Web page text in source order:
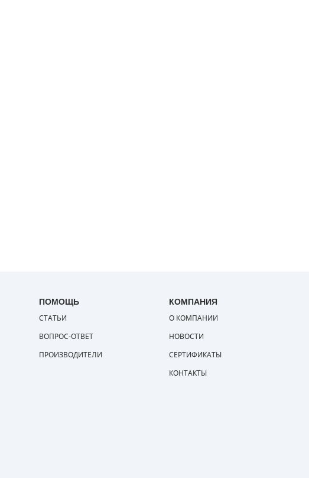
ПОМОЩЬ
СТАТЬИ
ВОПРОС-ОТВЕТ
ПРОИЗВОДИТЕЛИ
КОМПАНИЯ
О КОМПАНИИ
НОВОСТИ
СЕРТИФИКАТЫ
КОНТАКТЫ